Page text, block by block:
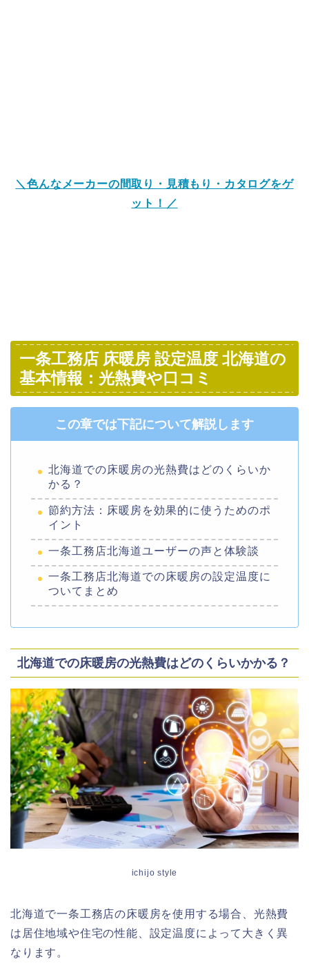
＼色んなメーカーの間取り・見積もり・カタログをゲ
ット！／
一条工務店 床暖房 設定温度 北海道の
基本情報：光熱費や口コミ
この章では下記について解説します
北海道での床暖房の光熱費はどのくらいか
かる？
節約方法：床暖房を効果的に使うためのポ
イント
一条工務店北海道ユーザーの声と体験談
一条工務店北海道での床暖房の設定温度に
ついてまとめ
北海道での床暖房の光熱費はどのくらいかかる？
ichijo style
北海道で一条工務店の床暖房を使用する場合、光熱費
は居住地域や住宅の性能、設定温度によって大きく異
なります。